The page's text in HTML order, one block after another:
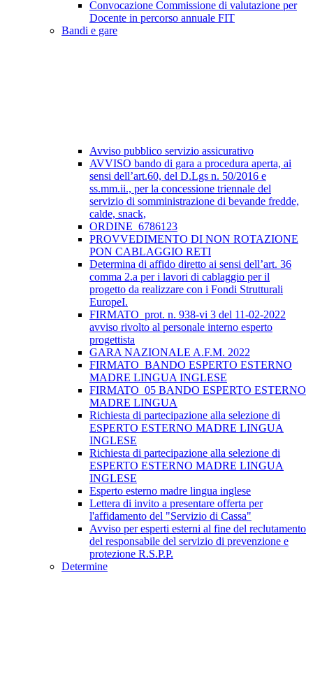
Convocazione Commissione di valutazione per
Docente in percorso annuale FIT
Bandi e gare
Avviso pubblico servizio assicurativo
AVVISO bando di gara a procedura aperta, ai
sensi dell’art.60, del D.Lgs n. 50/2016 e
ss.mm.ii., per la concessione triennale del
servizio di somministrazione di bevande fredde,
calde, snack,
ORDINE_6786123
PROVVEDIMENTO DI NON ROTAZIONE
PON CABLAGGIO RETI
Determina di affido diretto ai sensi dell’art. 36
comma 2.a per i lavori di cablaggio per il
progetto da realizzare con i Fondi Strutturali
EuropeI.
FIRMATO_prot. n. 938-vi 3 del 11-02-2022
avviso rivolto al personale interno esperto
progettista
GARA NAZIONALE A.F.M. 2022
FIRMATO_BANDO ESPERTO ESTERNO
MADRE LINGUA INGLESE
FIRMATO_05 BANDO ESPERTO ESTERNO
MADRE LINGUA
Richiesta di partecipazione alla selezione di
ESPERTO ESTERNO MADRE LINGUA
INGLESE
Richiesta di partecipazione alla selezione di
ESPERTO ESTERNO MADRE LINGUA
INGLESE
Esperto esterno madre lingua inglese
Lettera di invito a presentare offerta per
l'affidamento del "Servizio di Cassa"
Avviso per esperti esterni al fine del reclutamento
del responsabile del servizio di prevenzione e
protezione R.S.P.P.
Determine